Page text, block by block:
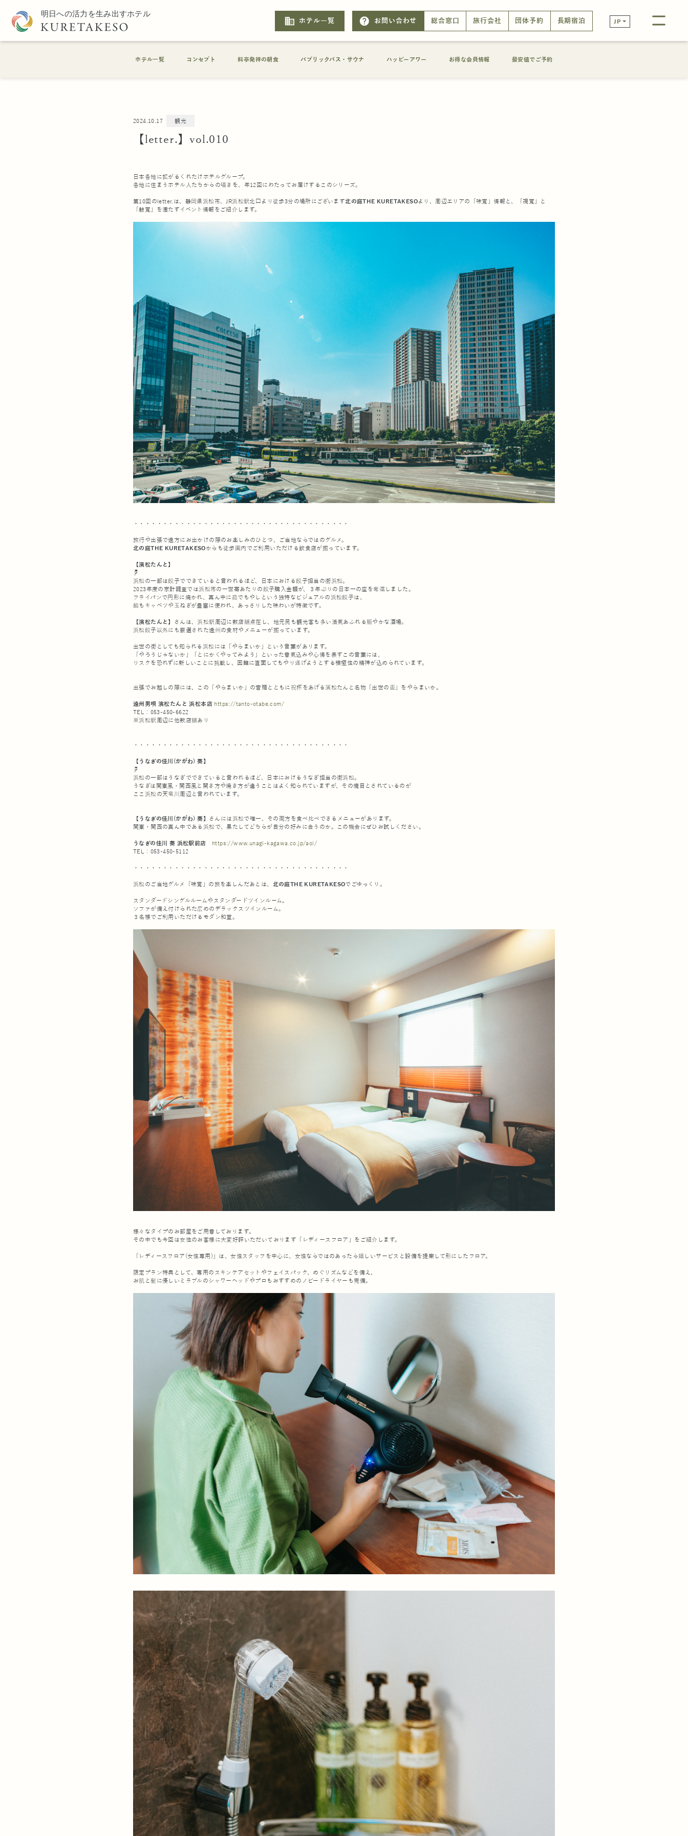
business ホテル一覧 help お問い合わせ 総合窓口 旅行会社 団体予約 長期宿泊 JP
ホテル一覧 コンセプト 料亭発祥の朝食 パブリックバス・サウナ ハッピーアワー お得な会員情報 最安値でご予約
2024.10.17 観光
【letter.】vol.010
日本各地に拡がるくれたけホテルグループ。
各地に住まうホテル人たちからの囁きを、年12回にわたってお届けするこのシリーズ。
第10回のletter.は、静岡県浜松市、JR浜松駅北口より徒歩3分の場所にございます北の庭THE KURETAKESOより、周辺エリアの「味覚」情報と、「視覚」と
「触覚」を満たすイベント情報をご紹介します。
・・・・・・・・・・・・・・・・・・・・・・・・・・・・・・・・・・・・・
旅行や出張で遠方にお出かけの際のお楽しみのひとつ、ご当地ならではのグルメ。
北の庭THE KURETAKESOからも徒歩圏内でご利用いただける飲食店が揃っています。
【濱松たんと】
☟
浜松の一部は餃子でできていると言われるほど、日本における餃子担当の街浜松。
2023年度の家計調査では浜松市の一世帯あたりの餃子購入金額が、３年ぶりの日本一の座を奪還しました。
フライパンで円形に焼かれ、真ん中に茹でもやしという独特なビジュアルの浜松餃子は、
餡もキャベツや玉ねぎが豊富に使われ、あっさりした味わいが特徴です。
【濱松たんと】
さんは、浜松駅周辺に数店舗点在し、地元民も観光客も多い活気あふれる賑やかな酒場。
浜松餃子以外にも厳選された遠州の食材やメニューが揃っています。
出世の街としても知られる浜松には「やらまいか」という言葉があります。
「やろうじゃないか」「とにかくやってみよう」といった意気込みや心情を表すこの言葉には、
リスクを恐れずに新しいことに挑戦し、困難に直面してもやり遂げようとする積極性の精神が込められています。
出張でお越しの際には、この「やらまいか」の音頭とともに祝杯をあげる濱松たんと名物「出世の盃」をやらまいか。
遠州男唄 濱松たんと 浜松本店 https://tanto-otabe.com/
TEL：053-450-6622
※浜松駅周辺に他数店舗あり
・・・・・・・・・・・・・・・・・・・・・・・・・・・・・・・・・・・・・
【うなぎの佳川(かがわ) 葵】
☟
浜松の一部はうなぎでできていると言われるほど、日本におけるうなぎ担当の街浜松。
うなぎは関東風・関西風と開き方や焼き方が違うことはよく知られていますが、その境目とされているのが
ここ浜松の天竜川周辺と言われています。
【うなぎの佳川(かがわ) 葵】
さんには浜松で唯一、その両方を食べ比べできるメニューがあります。
関東・関西の真ん中である浜松で、果たしてどちらが自分の好みに合うのか。この機会にぜひお試しください。
うなぎの佳川 葵 浜松駅前店
https://www.unagi-kagawa.co.jp/aoi/
TEL：053-450-5112
・・・・・・・・・・・・・・・・・・・・・・・・・・・・・・・・・・・・・
浜松のご当地グルメ「味覚」の旅を楽しんだあとは、 北の庭THE KURETAKESOでごゆっくり。
スタンダードシングルルームやスタンダードツインルーム。
ソファが備え付けられた広めのデラックスツインルーム。
３名様でご利用いただけるモダン和室。
様々なタイプのお部屋をご用意しております。
その中でも今回は女性のお客様に大変好評いただいております「レディースフロア」をご紹介します。
「レディースフロア(女性専用)」は、女性スタッフを中心に、女性ならではのあったら嬉しいサービスと設備を提案して形にしたフロア。
限定プラン特典として、専用のスキンケアセットやフェイスパック、めぐリズムなどを備え、
お肌と髪に優しいミラブルのシャワーヘッドやプロもおすすめのノビードライヤーも完備。